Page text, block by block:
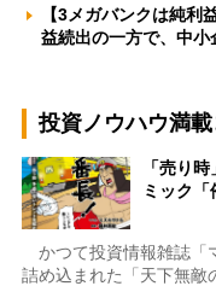
【3メガバンクは純利
益続出の一方で、中
投資ノウハウ満載
「売り
ミック「
かつて投資情報雑誌「
詰め込まれた「天下無敵